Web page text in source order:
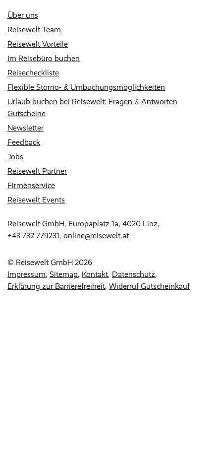
Über uns
Reisewelt Team
Reisewelt Vorteile
Im Reisebüro buchen
Reisecheckliste
Flexible Storno- & Umbuchungsmöglichkeiten
Urlaub buchen bei Reisewelt: Fragen & Antworten
Gutscheine
Newsletter
Feedback
Jobs
Reisewelt Partner
Firmenservice
Reisewelt Events
Reisewelt GmbH, Europaplatz 1a, 4020 Linz,
+43 732 779231, online@reisewelt.at
© Reisewelt GmbH 2026
Impressum Sitemap Kontakt Datenschutz
Erklärung zur Barrierefreiheit Widerruf Gutscheinkauf